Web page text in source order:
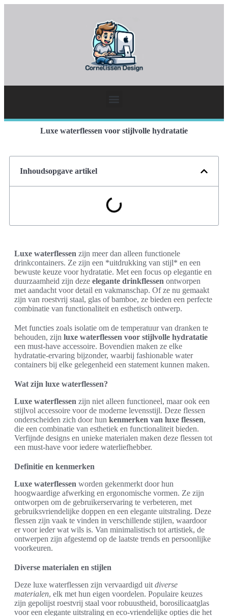
Luxe waterflessen voor stijlvolle hydratatie
Inhoudsopgave artikel
Luxe waterflessen zijn meer dan alleen functionele
drinkcontainers. Ze zijn een *uitdrukking van stijl* en een
bewuste keuze voor hydratatie. Met een focus op elegantie en
duurzaamheid zijn deze elegante drinkflessen ontworpen
met aandacht voor detail en vakmanschap. Of ze nu gemaakt
zijn van roestvrij staal, glas of bamboe, ze bieden een perfecte
combinatie van functionaliteit en esthetisch ontwerp.
Met functies zoals isolatie om de temperatuur van dranken te
behouden, zijn luxe waterflessen voor stijlvolle hydratatie
een must-have accessoire. Bovendien maken ze elke
hydratatie-ervaring bijzonder, waarbij fashionable water
containers bij elke gelegenheid een statement kunnen maken.
Wat zijn luxe waterflessen?
Luxe waterflessen zijn niet alleen functioneel, maar ook een
stijlvol accessoire voor de moderne levensstijl. Deze flessen
onderscheiden zich door hun kenmerken van luxe flessen,
die een combinatie van esthetiek en functionaliteit bieden.
Verfijnde designs en unieke materialen maken deze flessen tot
een must-have voor iedere waterliefhebber.
Definitie en kenmerken
Luxe waterflessen worden gekenmerkt door hun
hoogwaardige afwerking en ergonomische vormen. Ze zijn
ontworpen om de gebruikerservaring te verbeteren, met
gebruiksvriendelijke doppen en een elegante uitstraling. Deze
flessen zijn vaak te vinden in verschillende stijlen, waardoor
er voor ieder wat wils is. Van minimalistisch tot artistiek, de
ontwerpen zijn afgestemd op de laatste trends en persoonlijke
voorkeuren.
Diverse materialen en stijlen
Deze luxe waterflessen zijn vervaardigd uit diverse
materialen, elk met hun eigen voordelen. Populaire keuzes
zijn gepolijst roestvrij staal voor robuustheid, borosilicaatglas
voor een elegante uitstraling en eco-vriendelijke opties die het